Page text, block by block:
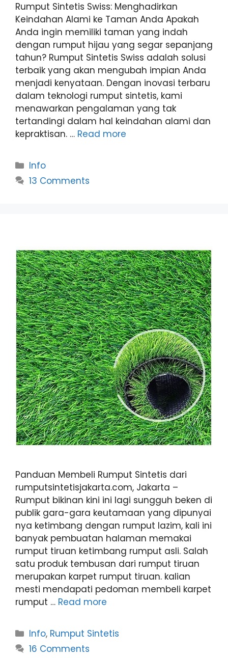
Rumput Sintetis Swiss: Menghadirkan
Keindahan Alami ke Taman Anda Apakah
Anda ingin memiliki taman yang indah
dengan rumput hijau yang segar sepanjang
tahun? Rumput Sintetis Swiss adalah solusi
terbaik yang akan mengubah impian Anda
menjadi kenyataan. Dengan inovasi terbaru
dalam teknologi rumput sintetis, kami
menawarkan pengalaman yang tak
tertandingi dalam hal keindahan alami dan
kepraktisan. … Read more
Categories
Info
13 Comments
Panduan Membeli Rumput Sintetis dari
rumputsintetisjakarta.com, Jakarta –
Rumput bikinan kini ini lagi sungguh beken di
publik gara-gara keutamaan yang dipunyai
nya ketimbang dengan rumput lazim, kali ini
banyak pembuatan halaman memakai
rumput tiruan ketimbang rumput asli. Salah
satu produk tembusan dari rumput tiruan
merupakan karpet rumput tiruan. kalian
mesti mendapati pedoman membeli karpet
rumput … Read more
Categories
Info, Rumput Sintetis
16 Comments